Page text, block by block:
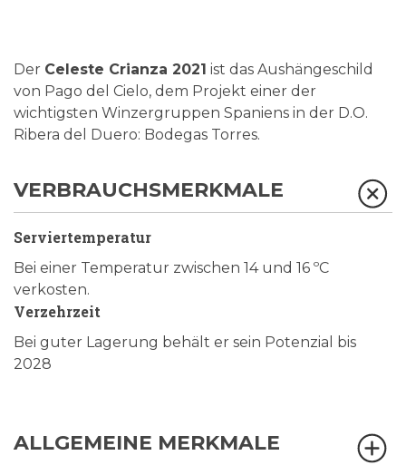
Der Celeste Crianza 2021 ist das Aushängeschild
von Pago del Cielo, dem Projekt einer der
wichtigsten Winzergruppen Spaniens in der D.O.
Ribera del Duero: Bodegas Torres.
VERBRAUCHSMERKMALE
Serviertemperatur
Bei einer Temperatur zwischen 14 und 16 ºC
verkosten.
Verzehrzeit
Bei guter Lagerung behält er sein Potenzial bis
2028
ALLGEMEINE MERKMALE